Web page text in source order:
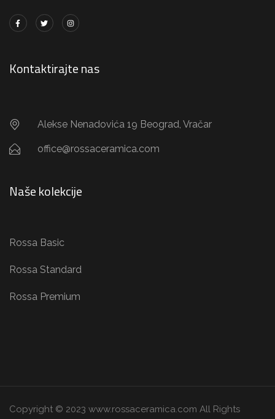
Kontaktirajte nas
Alekse Nenadovića 19 Beograd, Vračar
office@rossaceramica.com
Naše kolekcije
Rossa Basic
Rossa Standard
Rossa Premium
Copyright © 2023 www.rossaceramica.com All Rights